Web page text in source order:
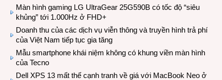
Màn hình gaming LG UltraGear 25G590B có tốc độ “siêu
khủng” tới 1.000Hz ở FHD+
Doanh thu của các dịch vụ viễn thông và truyền hình trả phí
của Việt Nam tiếp tục gia tăng
Mẫu smartphone khái niệm không có khung viền màn hình
của Tecno
Dell XPS 13 mất thế cạnh tranh về giá với MacBook Neo ở